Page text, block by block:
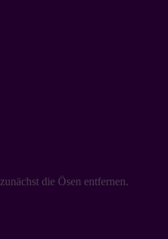
die Ösen entfernen.